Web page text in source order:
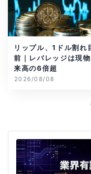
リップル、1ドル割れ
前｜レバレッジは現
来高の6倍超
2026/08/08